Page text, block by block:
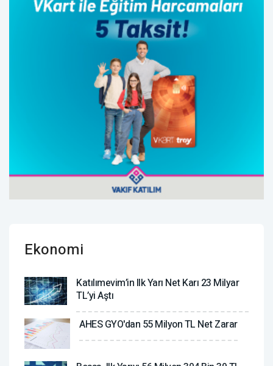
Ekonomi
Katılımevim’in Ilk Yarı Net Karı 23 Milyar
TL’yi Aştı
AHES GYO'dan 55 Milyon TL Net Zarar